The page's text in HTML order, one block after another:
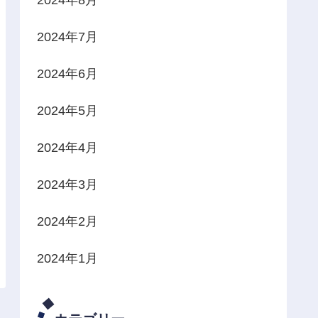
2024年7月
2024年6月
2024年5月
2024年4月
2024年3月
2024年2月
2024年1月